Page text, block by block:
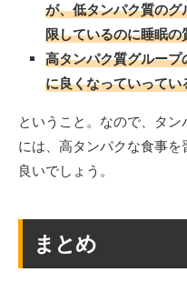
が、低タンパク質の
限しているのに睡眠
高タンパク質グルー
に良くなっていってい
ということ。なので、タ
には、高タンパクな食事
良いでしょう。
まとめ